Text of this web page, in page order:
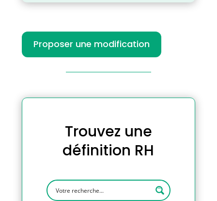
Proposer une modification
Trouvez une
définition RH